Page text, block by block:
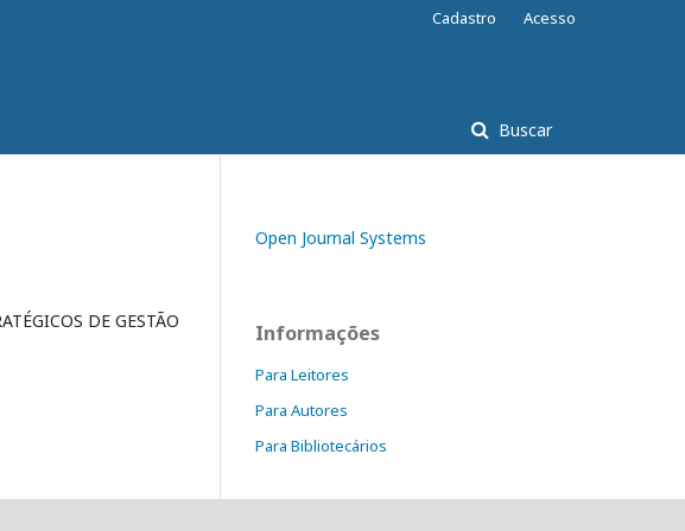
Buscar
Cadastro Acesso
DE GESTÃO
Open Journal Systems
Informações
Para Leitores
Para Autores
Para Bibliotecários